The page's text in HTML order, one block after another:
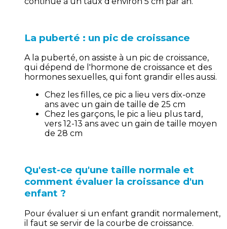
La puberté : un pic de croissance
A la puberté, on assiste à un pic de croissance,
qui dépend de l'hormone de croissance et des
hormones sexuelles, qui font grandir elles aussi.
Chez les filles, ce pic a lieu vers dix-onze
ans avec un gain de taille de 25 cm
Chez les garçons, le pic a lieu plus tard,
vers 12-13 ans avec un gain de taille moyen
de 28 cm
Qu'est-ce qu'une taille normale et
comment évaluer la croissance d'un
enfant ?
Pour évaluer si un enfant grandit normalement,
il faut se servir de la courbe de croissance.